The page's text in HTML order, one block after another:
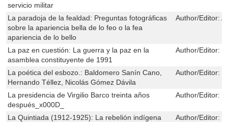
servicio militar
La paradoja de la fealdad: Preguntas fotográficas
sobre la apariencia bella de lo feo o la fea
apariencia de lo bello
Author/Editor:
La paz en cuestión: La guerra y la paz en la
asamblea constituyente de 1991
Author/Editor:
La poética del esbozo.: Baldomero Sanín Cano,
Hernando Téllez, Nicolás Gómez Dávila
Author/Editor:
La presidencia de Virgilio Barco treinta años
después_x000D_
Author/Editor:
La Quintiada (1912-1925): La rebelión indígena
Author/Editor: